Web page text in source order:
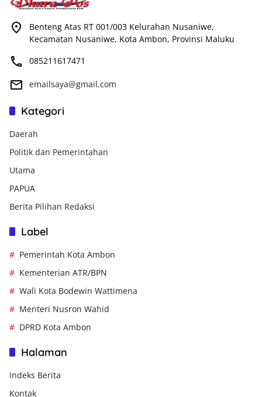
Benteng Atas RT 001/003 Kelurahan Nusaniwe,
Kecamatan Nusaniwe, Kota Ambon, Provinsi Maluku
085211617471
emailsaya@gmail.com
Kategori
Daerah
Politik dan Pemerintahan
Utama
PAPUA
Berita Pilihan Redaksi
Label
Pemerintah Kota Ambon
Kementerian ATR/BPN
Wali Kota Bodewin Wattimena
Menteri Nusron Wahid
DPRD Kota Ambon
Halaman
Indeks Berita
Kontak